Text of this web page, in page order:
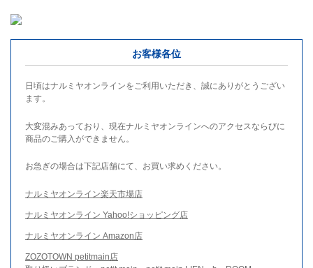
お客様各位
日頃はナルミヤオンラインをご利用いただき、誠にありがとうござい
ます。
大変混みあっており、現在ナルミヤオンラインへのアクセスならびに
商品のご購入ができません。
お急ぎの場合は下記店舗にて、お買い求めください。
ナルミヤオンライン楽天市場店
ナルミヤオンライン Yahoo!ショッピング店
ナルミヤオンライン Amazon店
ZOZOTOWN petitmain店